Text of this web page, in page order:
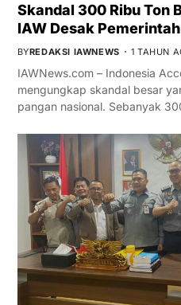
Skandal 300 Ribu Ton
IAW Desak
BYREDAKSI IAWNEWS 1 TAHUN
IAWNews.com – Indonesia
mengungkap skandal besar
pangan nasional. Sebanyak